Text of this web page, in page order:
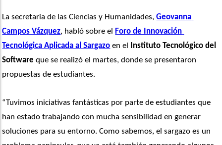
La secretaria de las Ciencias y Humanidades, Geovanna
Campos Vázquez, habló sobre el
Foro de Innovación
Tecnológica Aplicada al Sargazo en el
Instituto Tecnológico del
Software que se realizó el martes, donde se presentaron
propuestas de estudiantes.
“Tuvimos iniciativas fantásticas por parte de estudiantes que
han estado trabajando con mucha sensibilidad en generar
soluciones para su entorno. Como sabemos, el sargazo es un